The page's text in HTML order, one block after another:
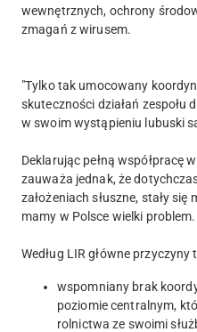
wewnętrznych, ochrony
zmagań z wirusem.
"Tylko tak umocowany
skuteczności działań zespołu
w swoim wystąpieniu lubuski
Deklarując pełną współpracę
zauważa jednak, że
założeniach słuszne, stały
mamy w Polsce wielki problem.
Według LIR główne
wspomniany brak
poziomie centralnym,
rolnictwa ze swoimi